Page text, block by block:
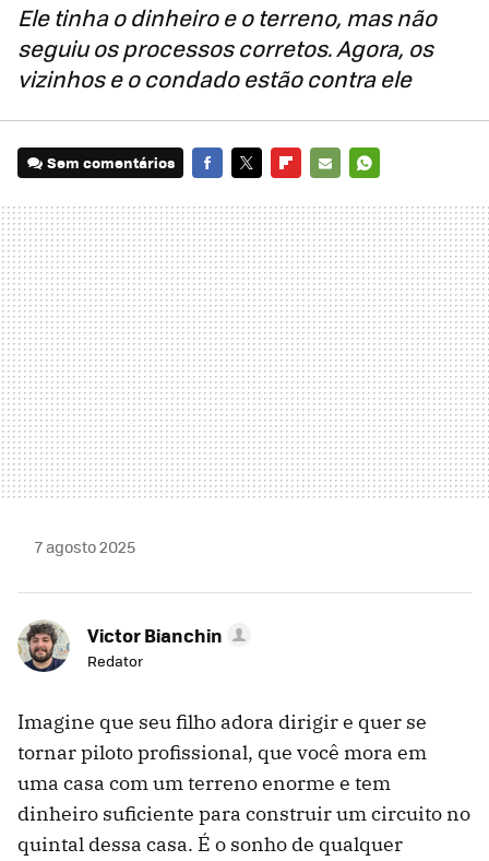
Ele tinha o dinheiro e o terreno, mas não
seguiu os processos corretos. Agora, os
vizinhos e o condado estão contra ele
Sem comentários
MAIL
7 agosto 2025
Victor Bianchin
Redator
Imagine que seu filho adora dirigir e quer se
tornar piloto profissional, que você mora em
uma casa com um terreno enorme e tem
dinheiro suficiente para construir um circuito no
quintal dessa casa. É o sonho de qualquer